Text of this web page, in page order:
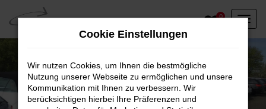
Zum
Hauptinhalt
springen
0
Cookie Einstellungen
Wir nutzen Cookies, um Ihnen die bestmögliche
Nutzung unserer Webseite zu ermöglichen und unsere
Kommunikation mit Ihnen zu verbessern. Wir
berücksichtigen hierbei Ihre Präferenzen und